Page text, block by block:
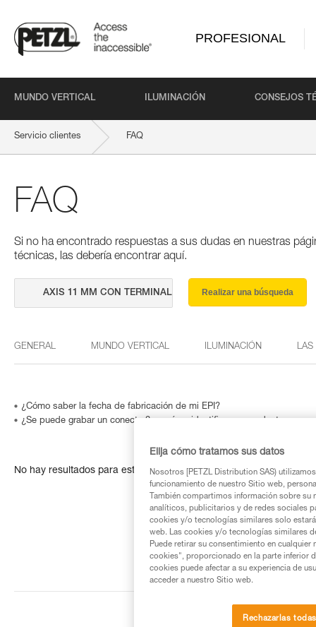
PROFESIONAL
MUNDO VERTICAL ILUMINACIÓN CONSEJOS
Servicio clientes FAQ
FAQ
Si no ha encontrado respuestas a sus dudas en nuestras
técnicas, las debería encontrar aquí.
Realizar una búsqueda
GENERAL MUNDO VERTICAL ILUMINACIÓN LAS
¿Cómo saber la fecha de fabricación de mi EPI?
¿Se puede grabar un conector? o ¿cómo identificar un producto cuyo
No hay resultados para esta búsqueda
Elija cómo tratamos sus datos
Nosotros [PETZL Distribution SAS)
funcionamiento de nuestro Sitio web,
También compartimos información sobre
analíticos, publicitarios y de redes sociales
cookies y/o tecnologías similares solo
web. Las cookies y/o tecnologías similares
Puede retirar su consentimiento en
cookies", proporcionado en la parte inferior
cookies puede afectar a su experiencia de
acceder a nuestro Sitio web.
Rechazarlas